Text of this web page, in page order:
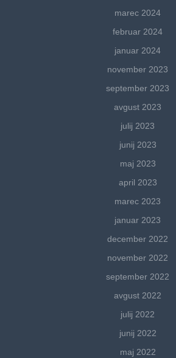
marec 2024
februar 2024
januar 2024
november 2023
september 2023
avgust 2023
julij 2023
junij 2023
maj 2023
april 2023
marec 2023
januar 2023
december 2022
november 2022
september 2022
avgust 2022
julij 2022
junij 2022
maj 2022